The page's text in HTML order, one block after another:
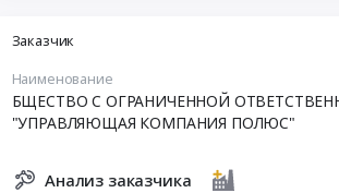
Заказчик
Наименование
БЩЕСТВО С ОГРАНИЧЕННОЙ
"УПРАВЛЯЮЩАЯ КОМПАНИЯ ПОЛЮС"
Анализ заказчика